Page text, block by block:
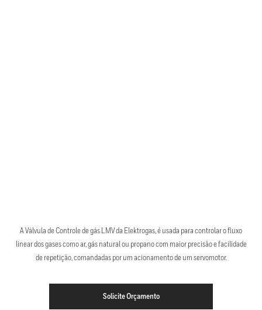
A Válvula de Controle de gás LMV da Elektrogas, é usada para controlar o fluxo
linear dos gases como ar, gás natural ou propano com maior precisão e facilidade
de repetição, comandadas por um acionamento de um servomotor.
Solicite Orçamento